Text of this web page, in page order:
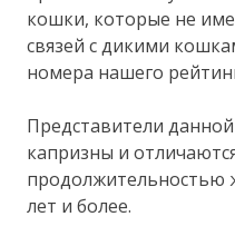
кошки, которые не
связей с дикими
номера нашего
Представители
капризны и
продолжительностью
лет и более.